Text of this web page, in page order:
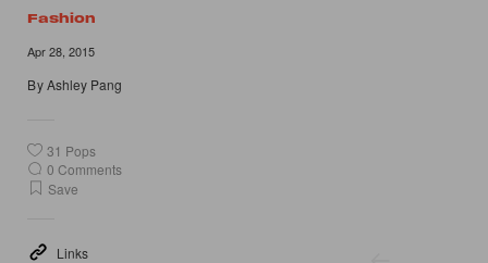
Fashion
Apr 28, 2015
ByAshley Pang
31 Pops
0 Comments
Save
Links